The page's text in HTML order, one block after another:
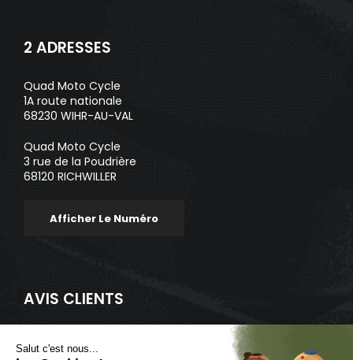
2 ADRESSES
Quad Moto Cycle
1A route nationale
68230 WIHR-AU-VAL
Quad Moto Cycle
3 rue de la Poudrière
68120 RICHWILLER
Afficher Le Numéro
AVIS CLIENTS